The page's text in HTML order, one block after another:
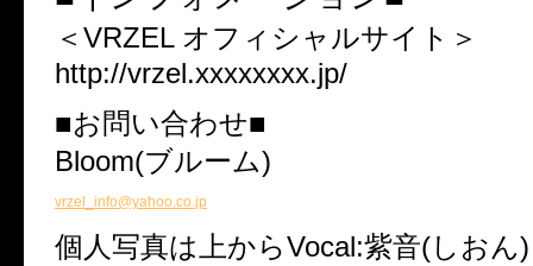
＜VRZEL オフィシャルサイト＞
http://vrzel.xxxxxxxx.jp/
■お問い合わせ■
Bloom(ブルーム)
vrzel_info@yahoo.co.jp
個人写真は上からVocal:紫音(しお